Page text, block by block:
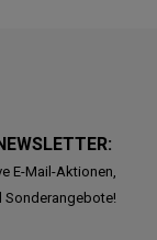
E-Mail-Aktionen,
Sonderangebote!